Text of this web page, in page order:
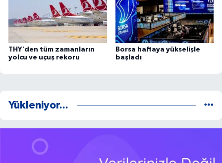
THY'den tüm zamanların
yolcu ve uçuş rekoru
Borsa haftaya yükselişle
başladı
Yükleniyor...